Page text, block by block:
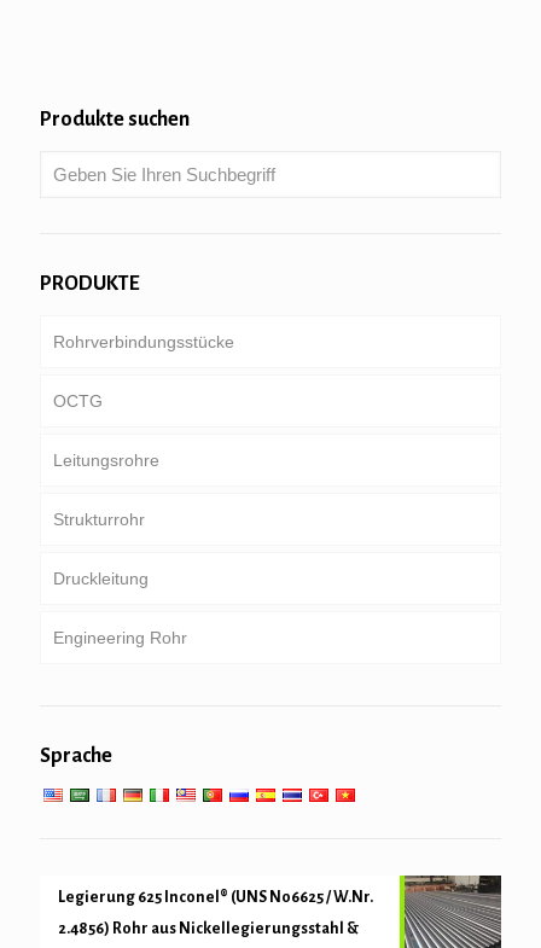
Produkte suchen
PRODUKTE
Rohrverbindungsstücke
OCTG
Schläuche & Gehäuse
Bohrgestänge
Schweres Bohrrohrelement & Bohrer-Kragen
Leitungsrohre
gemeinsame Pipeline
Besonderer Service und beschichtet &
Strukturrohr
Runde, Platz & Rechteckrohr
Galvanisiertes Rohr
Druckleitung
Kessel, Wärmetauscher, Kondensator & Super
Engineering Rohr
Mechanische und Präzisionsrohr
Sprache
Legierung 625 Inconel® (UNS N06625 / W.Nr.
2.4856) Rohr aus Nickellegierungsstahl &